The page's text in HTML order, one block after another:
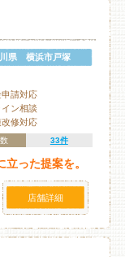
県 横浜市戸塚
請対応
イン相談
修対応
33件
った提案を。
店舗詳細